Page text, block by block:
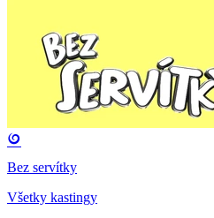
Bez servítky
Všetky kastingy